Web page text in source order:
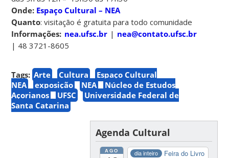
Onde: Espaço Cultural – NEA
Quanto: visitação é gratuita para todo comunidade
Informações: nea.ufsc.br| nea@contato.ufsc.br
| 48 3721-8605
Tags: Arte Cultura
Espaço Cultural
NEA
exposição NEA
Núcleo de Estudos
Açorianos
UFSC
Universidade Federal de
Santa Catarina
Agenda Cultural
AGO dia inteiro
Feira do Livro